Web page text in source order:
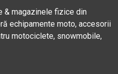
& magazinele fizice din
echipamente moto, accesorii
motociclete, snowmobile,